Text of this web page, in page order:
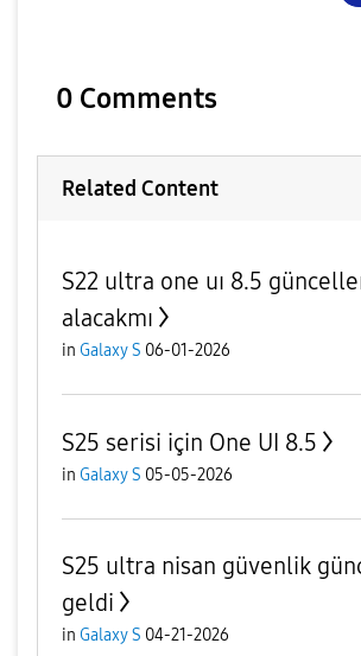
0 Comments
Related Content
S22 ultra one uı 8.5
alacakmı
in Galaxy S 06-01-2026
S25 serisi için One UI 8.5
in Galaxy S 05-05-2026
S25 ultra nisan güvenlik
geldi
in Galaxy S 04-21-2026